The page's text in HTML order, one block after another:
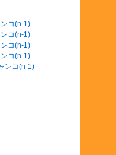
コ(n-1)
コ(n-1)
コ(n-1)
コ(n-1)
ンコ(n-1)